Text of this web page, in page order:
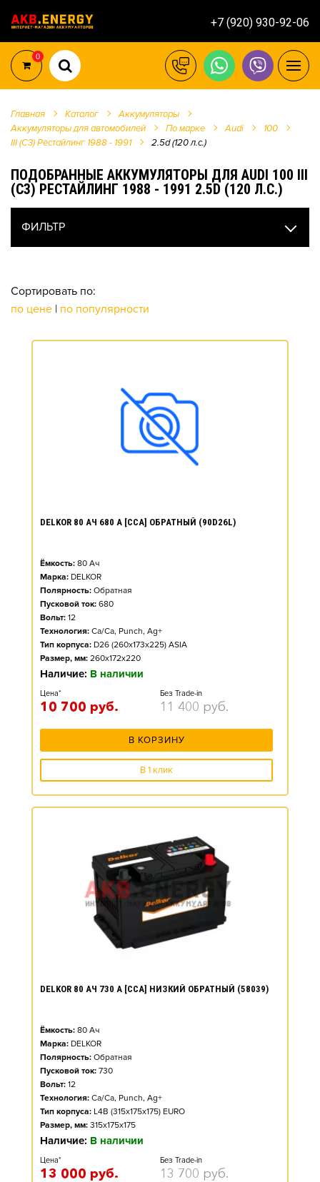
+7 (920) 930-92-06
0
Главная Каталог
Аккумуляторы
Аккумуляторы для автомобилей
По марке Audi
100
III (C3) Рестайлинг 1988 - 1991
2.5d (120 л.с.)
ПОДОБРАННЫЕ АККУМУЛЯТОРЫ ДЛЯ AUDI 100 III
(C3) РЕСТАЙЛИНГ 1988 - 1991 2.5D (120 Л.С.)
ФИЛЬТР
Сортировать по:
по цене | по популярности
DELKOR 80 АЧ 680 А [CCA] ОБРАТНЫЙ (90D26L)
Ёмкость: 80 Ач
Марка: DELKOR
Полярность: Обратная
Пусковой ток: 680
Вольт: 12
Технология: Ca/Ca, Punch, Ag+
Тип корпуса: D26 (260x173x225) ASIA
Размер, мм: 260x172x220
Наличие: В наличии
Цена*
10 700 руб.
Без Trade-in
11 400 руб.
В КОРЗИНУ
В 1 клик
DELKOR 80 АЧ 730 А [CCA] НИЗКИЙ ОБРАТНЫЙ (58039)
Ёмкость: 80 Ач
Марка: DELKOR
Полярность: Обратная
Пусковой ток: 730
Вольт: 12
Технология: Ca/Ca, Punch, Ag+
Тип корпуса: L4B (315x175x175) EURO
Размер, мм: 315x175x175
Наличие: В наличии
Цена*
13 000 руб.
Без Trade-in
13 700 руб.